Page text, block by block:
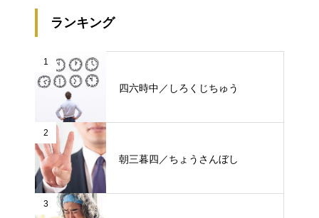
ランキング
1
四六時中／しろくじちゅう
2
朝三暮四／ちょうさんぼし
3